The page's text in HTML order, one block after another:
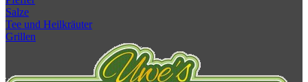
Salze
Tee und Heilkräuter
Grillen